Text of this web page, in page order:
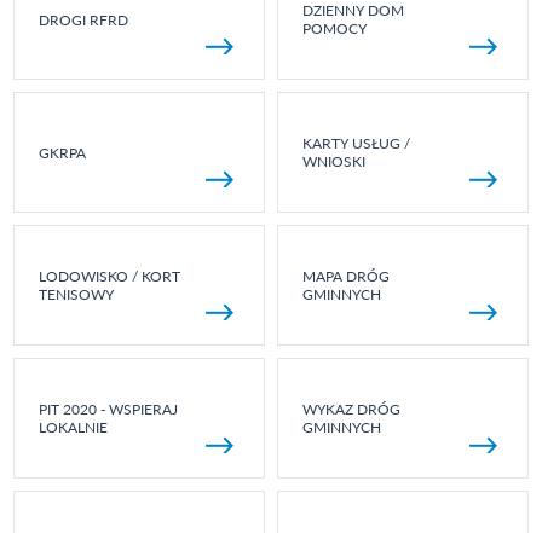
DROGI RFRD
DZIENNY DOM
POMOCY
GKRPA
KARTY USŁUG /
WNIOSKI
LODOWISKO / KORT
TENISOWY
MAPA DRÓG
GMINNYCH
PIT 2020 - WSPIERAJ
LOKALNIE
WYKAZ DRÓG
GMINNYCH